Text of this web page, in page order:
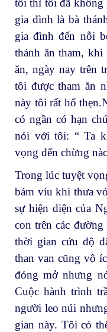
tôi thì tôi đã không
gia đình là bà
gia đình đến nỗi
thánh ăn tham, khi
ăn, ngày nay trên
tôi được tham ăn
này tôi rất hổ
có ngần có hạn
nói với tôi: “ Ta
vọng đến chừng
Trong lúc tuyệt
bám víu khi thưa
sự hiện diện của
con trên các
thời gian cứu độ
than van cũng vô
đóng mở nhưng
Cuộc hành trình
người leo núi
gian này. Tôi có